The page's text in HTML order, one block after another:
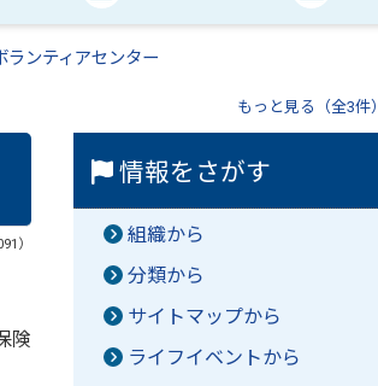
ランティアセンター
もっと見る（全3件）
）
険
情報をさがす
組織から
分類から
サイトマップから
ライフイベントから